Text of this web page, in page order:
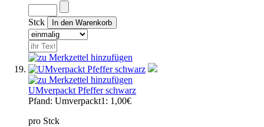
Stck
UMverpackt Pfeffer schwarz
Pfand: Umverpackt1: 1,00€
pro Stck